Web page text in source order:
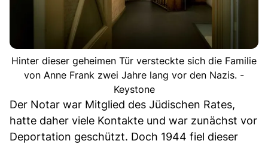
Hinter dieser geheimen Tür versteckte sich die Familie
von Anne Frank zwei Jahre lang vor den Nazis. -
Keystone
Der Notar war Mitglied des Jüdischen Rates,
hatte daher viele Kontakte und war zunächst vor
Deportation geschützt. Doch 1944 fiel dieser